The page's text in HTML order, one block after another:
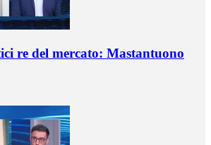
re del mercato: Mastantuono